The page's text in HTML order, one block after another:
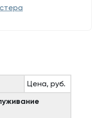
Цена, руб.